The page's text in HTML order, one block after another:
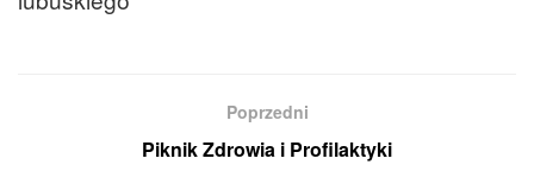
Poprzedni
Piknik Zdrowia i Profilaktyki